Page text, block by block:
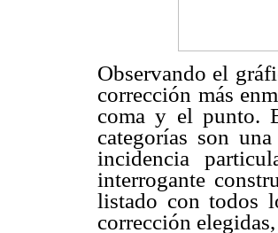
Observando el
corrección más
coma y el punto.
categorías son
incidencia
interrogante
listado con todos
corrección